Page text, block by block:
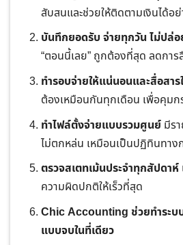
สับสนและช่วยให้ติดตามเงินได้อ
บันทึกยอดรับ จ่ายทุกวัน ไม่ปล่อ
“ตอนนี้เลย” ถูกต้องที่สุด ลดกา
ทำรอบจ่ายให้แน่นอนและสื่อสา
ต้องเหมือนกันทุกเดือน เพื่อคุมก
ทำไฟล์ตั้งจ่ายแบบรวมศูนย์ มีร
ไม่ตกหล่น เหมือนเป็นปฏิทินทาง
ตรวจสเตทเม้นประจำทุกสัปดาห์
ความผิดปกติให้เร็วที่สุด
Chic Accounting ช่วยทำระบ
แบบจบในที่เดียว